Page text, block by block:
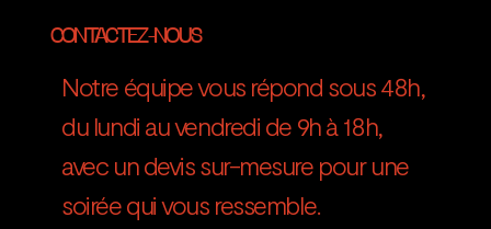
CONTACTEZ-NOUS
Notre équipe vous répond sous 48h,
du lundi au vendredi de 9h à 18h,
avec un devis sur-mesure pour une
soirée qui vous ressemble.